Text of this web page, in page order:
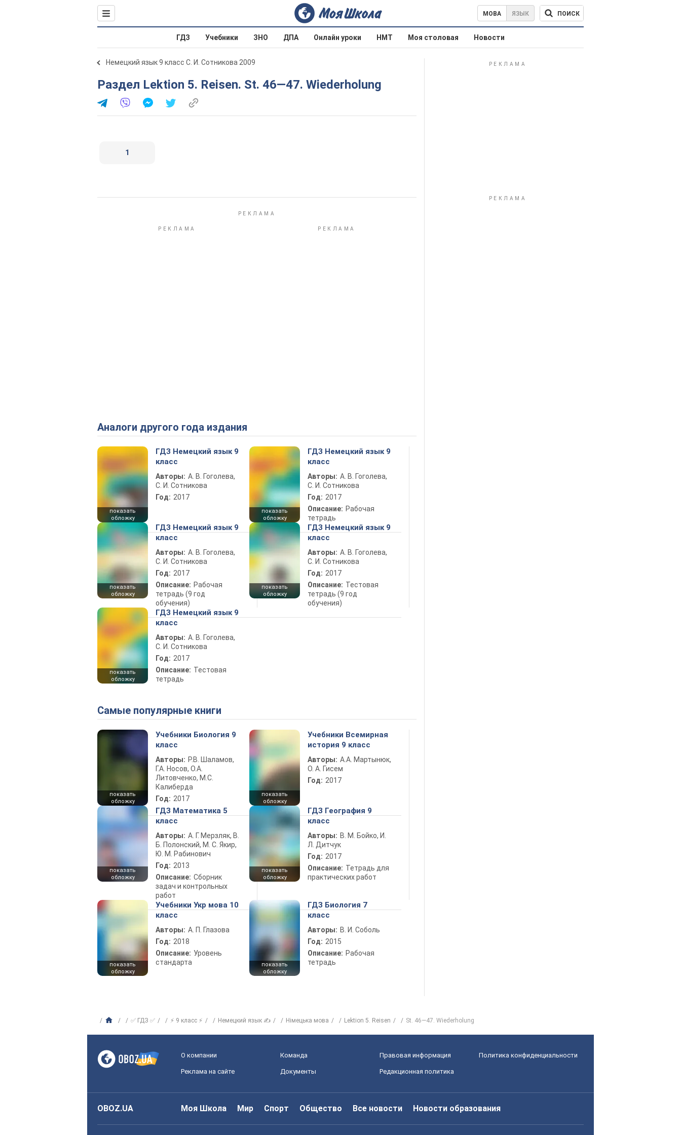
МОВА ЯЗЫК ПОИСК
ГДЗ Учебники ЗНО ДПА Онлайн уроки НМТ Моя столовая Новости
Немецкий язык 9 класс С. И. Сотникова 2009
Раздел Lektion 5. Reisen. St. 46—47. Wiederholung
1
Аналоги другого года издания
показать
обложку
ГДЗ Немецкий язык 9
класс
Авторы: А. В. Гоголева,
С. И. Сотникова
Год: 2017
показать
обложку
ГДЗ Немецкий язык 9
класс
Авторы: А. В. Гоголева,
С. И. Сотникова
Год: 2017
Описание: Рабочая
тетрадь
показать
обложку
ГДЗ Немецкий язык 9
класс
Авторы: А. В. Гоголева,
С. И. Сотникова
Год: 2017
Описание: Рабочая
тетрадь (9 год
обучения)
показать
обложку
ГДЗ Немецкий язык 9
класс
Авторы: А. В. Гоголева,
С. И. Сотникова
Год: 2017
Описание: Тестовая
тетрадь (9 год
обучения)
показать
обложку
ГДЗ Немецкий язык 9
класс
Авторы: А. В. Гоголева,
С. И. Сотникова
Год: 2017
Описание: Тестовая
тетрадь
Самые популярные книги
показать
обложку
Учебники Биология 9
класс
Авторы: Р.В. Шаламов,
Г.А. Носов, О.А.
Литовченко, М.С.
Калиберда
Год: 2017
показать
обложку
Учебники Всемирная
история 9 класс
Авторы: А.А. Мартынюк,
О. А. Гисем
Год: 2017
показать
обложку
ГДЗ Математика 5
класс
Авторы: А. Г. Мерзляк, В.
Б. Полонский, М. С. Якир,
Ю. М. Рабинович
Год: 2013
Описание: Сборник
задач и контрольных
работ
показать
обложку
ГДЗ География 9
класс
Авторы: В. М. Бойко, И.
Л. Дитчук
Год: 2017
Описание: Тетрадь для
практических работ
показать
обложку
Учебники Укр мова 10
класс
Авторы: А. П. Глазова
Год: 2018
Описание: Уровень
стандарта
показать
обложку
ГДЗ Биология 7
класс
Авторы: В. И. Соболь
Год: 2015
Описание: Рабочая
тетрадь
✅ ГДЗ ✅ ⚡ 9 класс ⚡ Немецкий язык ✍ Німецька мова Lektion 5. Reisen St. 46—47. Wiederholung
О компании Команда Правовая информация Политика конфиденциальности
Реклама на сайте Документы Редакционная политика
OBOZ.UA Моя Школа Мир Спорт Общество Все новости Новости образования